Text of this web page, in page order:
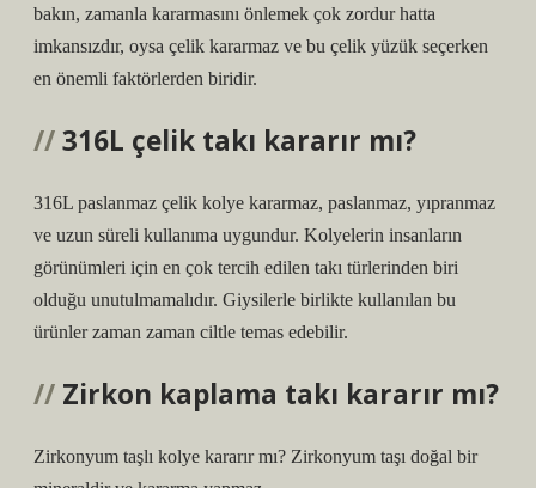
bakın, zamanla kararmasını önlemek çok zordur hatta
imkansızdır, oysa çelik kararmaz ve bu çelik yüzük seçerken
en önemli faktörlerden biridir.
316L çelik takı kararır mı?
316L paslanmaz çelik kolye kararmaz, paslanmaz, yıpranmaz
ve uzun süreli kullanıma uygundur. Kolyelerin insanların
görünümleri için en çok tercih edilen takı türlerinden biri
olduğu unutulmamalıdır. Giysilerle birlikte kullanılan bu
ürünler zaman zaman ciltle temas edebilir.
Zirkon kaplama takı kararır mı?
Zirkonyum taşlı kolye kararır mı? Zirkonyum taşı doğal bir